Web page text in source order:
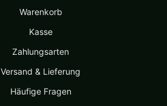
Warenkorb
Kasse
Zahlungsarten
Versand & Lieferung
Häufige Fragen